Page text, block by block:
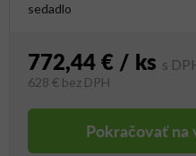
sedadlo
772,44 € / ks
628 € bez DPH
Pokračovať